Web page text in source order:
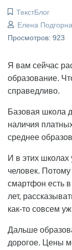
ТекстБлог
Елена
Просмотров: 923
Я вам сейчас
образование.
справедливо.
Базовая школа
наличия
среднее
И в этих школах
человек.
смартфон есть
лет,
как-то совсем
Дальше
дорогое. Цены